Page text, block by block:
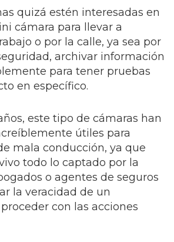
quizá estén interesadas en
cámara para llevar a
o por la calle, ya sea por
archivar información
para tener pruebas
en específico.
este tipo de cámaras han
útiles para
mala conducción, ya que
todo lo captado por la
o agentes de seguros
la veracidad de un
con las acciones